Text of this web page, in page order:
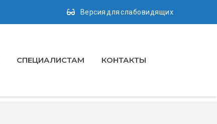
Версия для слабовидящих
СПЕЦИАЛИСТАМ КОНТАКТЫ